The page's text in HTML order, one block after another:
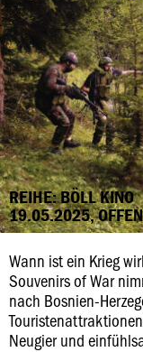
REIHE: BÖLL KINO
19.05.2025,
Wann ist ein Krieg
Souvenirs of War
nach Bosnien-
Neugier und